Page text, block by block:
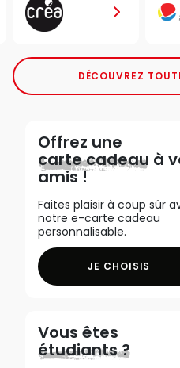
DÉCOUVREZ
Offrez une
carte cadeau à
amis !
Faites plaisir à coup sûr
notre e-carte cadeau
personnalisable.
JE CHOISIS
Vous êtes
étudiants ?